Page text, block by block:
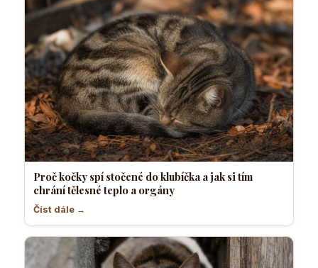
Proč kočky spí stočené do klubíčka a jak si tím
chrání tělesné teplo a orgány
Číst dále →